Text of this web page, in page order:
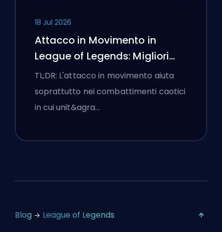
18 Jul 2026
Attacco in Movimento in
League of Legends: Migliori
Impostazioni
TL;DR: L'attacco in movimento aiuta
soprattutto nei combattimenti caotici
in cui unit&agra…
Blog League of Legends